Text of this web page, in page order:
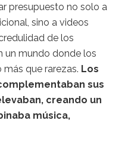
presupuesto no solo a
sino a videos
de los
un mundo donde los
que rarezas. Los
sus
creando un
música,